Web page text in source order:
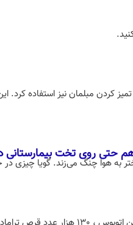
کردن مبلمان نیز استفاده کرد.
حتی روی تخت بیمارستانی
به هوا چنگ می‌زند. گویا چیزی در